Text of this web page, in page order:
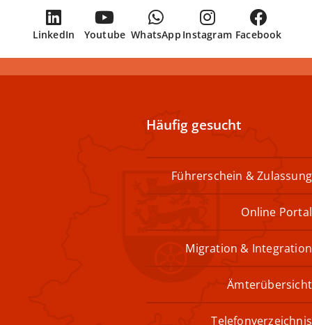
Facebook
Instagram
WhatsApp
Youtube
LinkedIn
Häufig gesucht
Führerschein & Zulassung
Online Portal
Migration & Integration
Ämterübersicht
Telefonverzeichnis